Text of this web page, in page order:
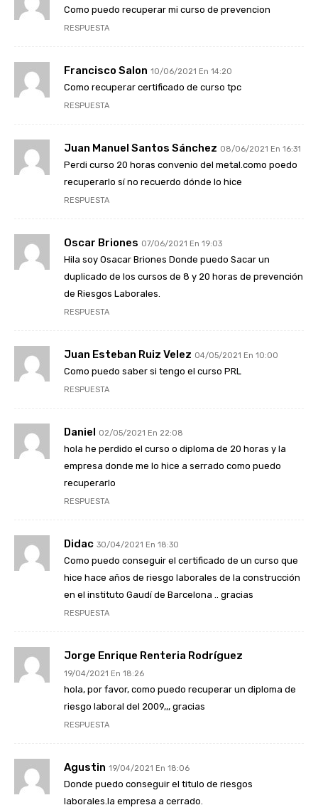
Como puedo recuperar mi curso de prevencion
RESPUESTA
Francisco Salon 10/06/2021 En 14:20
Como recuperar certificado de curso tpc
RESPUESTA
Juan Manuel Santos Sánchez 08/06/2021 En 16:31
Perdi curso 20 horas convenio del metal.como poedo
recuperarlo sí no recuerdo dónde lo hice
RESPUESTA
Oscar Briones 07/06/2021 En 19:03
Hila soy Osacar Briones Donde puedo Sacar un
duplicado de los cursos de 8 y 20 horas de prevención
de Riesgos Laborales.
RESPUESTA
Juan Esteban Ruiz Velez 04/05/2021 En 10:00
Como puedo saber si tengo el curso PRL
RESPUESTA
Daniel 02/05/2021 En 22:08
hola he perdido el curso o diploma de 20 horas y la
empresa donde me lo hice a serrado como puedo
recuperarlo
RESPUESTA
Didac 30/04/2021 En 18:30
Como puedo conseguir el certificado de un curso que
hice hace años de riesgo laborales de la construcción
en el instituto Gaudí de Barcelona .. gracias
RESPUESTA
Jorge Enrique Renteria Rodríguez
19/04/2021 En 18:26
hola, por favor, como puedo recuperar un diploma de
riesgo laboral del 2009,,, gracias
RESPUESTA
Agustin 19/04/2021 En 18:06
Donde puedo conseguir el titulo de riesgos
laborales.la empresa a cerrado.